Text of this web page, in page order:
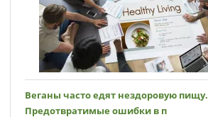
Веганы часто едят нездоровую пищу.
Предотвратимые ошибки в п